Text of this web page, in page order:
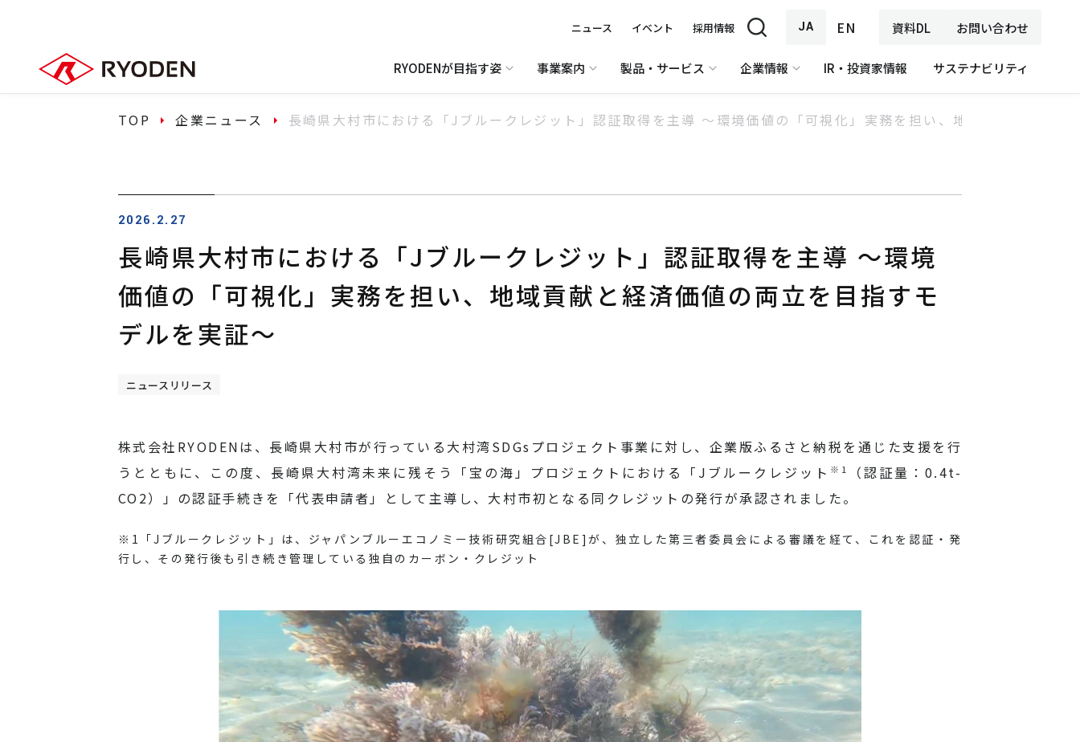
ニュース イベント 採用情報 JA EN 資料DL お問い合わせ
RYODENが目指す姿 事業案内 製品・サービス 企業情報 IR・投資家情報 サステナビリティ
TOP 企業ニュース 長崎県大村市における「Jブルークレジット」認証取得を主導 ～環境価値の「可視化」実務を担い、地域貢献と経済価
2026.2.27
長崎県大村市における「Jブルークレジット」認証取得を主導 ～環境
価値の「可視化」実務を担い、地域貢献と経済価値の両立を目指すモ
デルを実証～
ニュースリリース
株式会社RYODENは、長崎県大村市が行っている大村湾SDGsプロジェクト事業に対し、企業版ふるさと納税を通じた支援を行
うとともに、この度、長崎県大村湾未来に残そう「宝の海」プロジェクトにおける「Jブルークレジット ※1
（認証量：0.4t-
CO2）」の認証手続きを「代表申請者」として主導し、大村市初となる同クレジットの発行が承認されました。
※1「Jブルークレジット」は、ジャパンブルーエコノミー技術研究組合[JBE]が、独立した第三者委員会による審議を経て、これを認証・発
行し、その発行後も引き続き管理している独自のカーボン・クレジット